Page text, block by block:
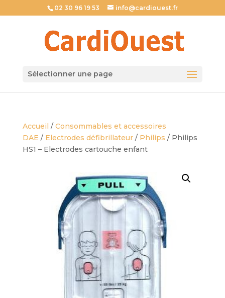
02 30 96 19 53 info@cardiouest.fr
Sélectionner une page
Accueil / Consommables et accessoires
DAE / Electrodes défibrillateur/ Philips / Philips
HS1 – Electrodes cartouche enfant